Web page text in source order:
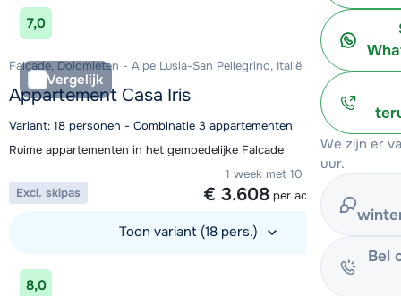
We zijn er
uur.
Bel
Bekijk accommodatie
7,0
Vergelijk
Falcade, Dolomieten - Alpe Lusia-San Pellegrino, Italië
Appartement Casa Iris
Variant: 18 personen - Combinatie 3 appartementen
Ruime appartementen in het gemoedelijke Falcade
1 week met 10 personen vanaf
€ 3.608 per accommodatie
Excl. skipas
Toon variant (18 pers.)
Bekijk accommodatie
8,0